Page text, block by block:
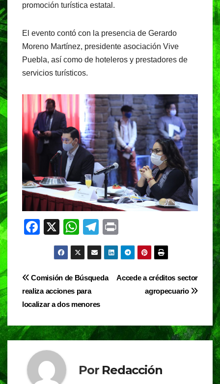
promoción turística estatal.
El evento contó con la presencia de Gerardo
Moreno Martínez, presidente asociación Vive
Puebla, así como de hoteleros y prestadores de
servicios turísticos.
F
e
b
o
o
k
X
W
h
at
s
A
p
p
T
el
e
gr
m
in
t
Navegación
de
entradas
Accede a créditos sector
agropecuario
Comisión de Búsqueda
realiza acciones para
localizar a dos menores
Por Redacción